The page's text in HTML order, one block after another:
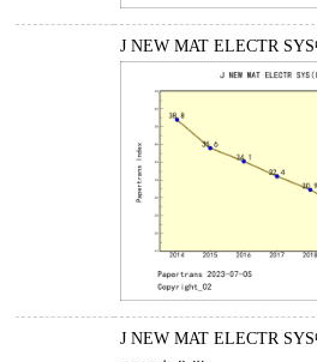
J NEW MAT ELECTR
J NEW MAT ELECTR